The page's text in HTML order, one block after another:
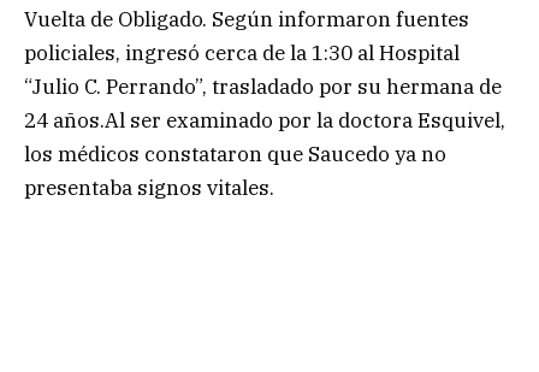
Vuelta de Obligado. Según informaron fuentes
policiales, ingresó cerca de la 1:30 al Hospital
“Julio C. Perrando”, trasladado por su hermana de
24 años.Al ser examinado por la doctora Esquivel,
los médicos constataron que Saucedo ya no
presentaba signos vitales.